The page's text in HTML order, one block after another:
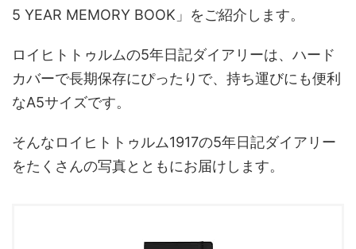
5 YEAR MEMORY BOOK」をご紹介します。
ロイヒトトゥルムの5年日記ダイアリーは、ハード
カバーで長期保存にぴったりで、持ち運びにも便利
なA5サイズです。
そんなロイヒトトゥルム1917の5年日記ダイアリー
をたくさんの写真とともにお届けします。